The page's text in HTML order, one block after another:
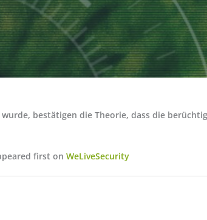
bestätigen die Theorie, dass die
first on WeLiveSecurity